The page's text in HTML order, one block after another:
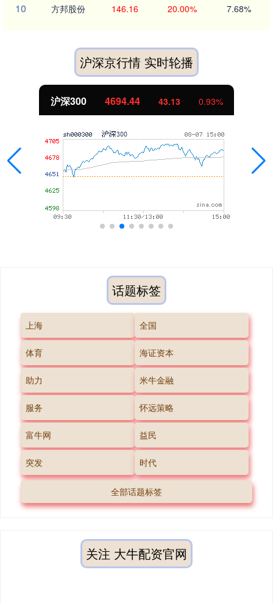
10 方邦股份 146.16 20.00% 7.68%
沪深京行情 实时轮播
沪深300 4694.44 43.13 0.93%
话题标签
上海 全国
体育 海证资本
助力 米牛金融
服务 怀远策略
富牛网 益民
突发 时代
全部话题标签
关注 大牛配资官网